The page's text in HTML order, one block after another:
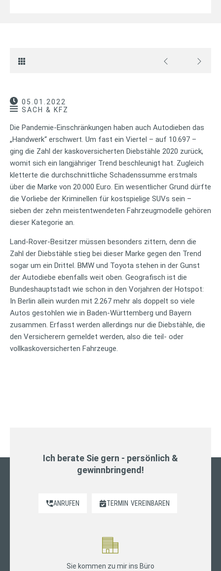
05.01.2022
SACH & KFZ
Die Pandemie-Einschränkungen haben auch Autodieben das
„Handwerk“ erschwert. Um fast ein Viertel – auf 10.697 –
ging die Zahl der kaskoversicherten Diebstähle 2020 zurück,
womit sich ein langjähriger Trend beschleunigt hat. Zugleich
kletterte die durchschnittliche Schadenssumme erstmals
über die Marke von 20.000 Euro. Ein wesentlicher Grund dürfte
die Vorliebe der Kriminellen für kostspielige SUVs sein –
sieben der zehn meistentwendeten Fahrzeugmodelle gehören
dieser Kategorie an.
Land-Rover-Besitzer müssen besonders zittern, denn die
Zahl der Diebstähle stieg bei dieser Marke gegen den Trend
sogar um ein Drittel. BMW und Toyota stehen in der Gunst
der Autodiebe ebenfalls weit oben. Geografisch ist die
Bundeshauptstadt wie schon in den Vorjahren der Hotspot:
In Berlin allein wurden mit 2.267 mehr als doppelt so viele
Autos gestohlen wie in Baden-Württemberg und Bayern
zusammen. Erfasst werden allerdings nur die Diebstähle, die
den Versicherern gemeldet werden, also die teil- oder
vollkaskoversicherten Fahrzeuge.
Ich berate Sie gern - persönlich &
gewinnbringend!
ANRUFEN TERMIN VEREINBAREN
Sie kommen zu mir ins Büro